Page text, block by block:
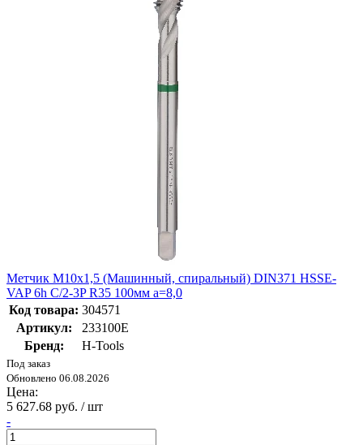
Метчик М10х1,5 (Машинный, спиральный) DIN371 HSSE-
VAP 6h C/2-3P R35 100мм a=8,0
Код товара: 304571
Артикул:
233100E
Бренд:
H-Tools
Под заказ
Обновлено 06.08.2026
Цена:
5 627.68 руб. / шт
-